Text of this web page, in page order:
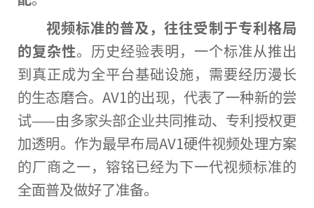
视频标准的普及，往往受制于专利格局
的复杂性。历史经验表明，一个标准从推出
到真正成为全平台基础设施，需要经历漫长
的生态磨合。AV1的出现，代表了一种新的尝
试——由多家头部企业共同推动、专利授权更
加透明。作为最早布局AV1硬件视频处理方案
的厂商之一，镕铭已经为下一代视频标准的
全面普及做好了准备。